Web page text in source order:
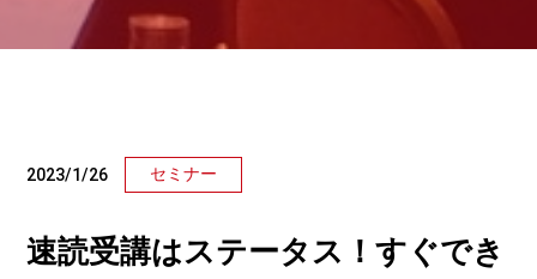
2023/1/26 セミナー
速読受講はステータス！すぐでき